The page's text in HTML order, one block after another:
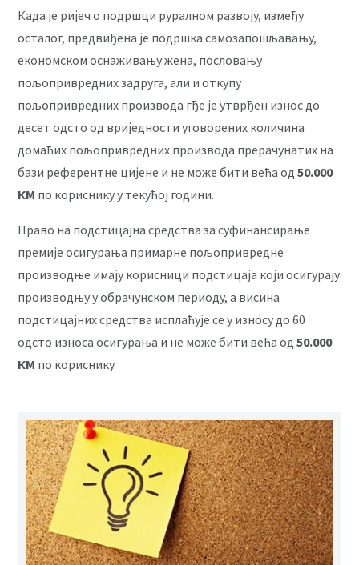
Када је ријеч о подршци руралном развоју, између
осталог, предвиђена је подршка самозапошљавању,
економском оснаживању жена, пословању
пољопривредних задруга, али и откупу
пољопривредних производа гђе је утврђен износ до
десет одсто од вриједности уговорених количина
домаћих пољопривредних производа прерачунатих на
бази референтне цијене и не може бити већа од50.000
КМ по кориснику у текућој години.
Право на подстицајна средства за суфинансирање
премије осигурања примарне пољопривредне
производње имају корисници подстицаја који осигурају
производњу у обрачунском периоду, а висина
подстицајних средства исплаћује се у износу до 60
одсто износа осигурања и не може бити већа од50.000
КМ по кориснику.